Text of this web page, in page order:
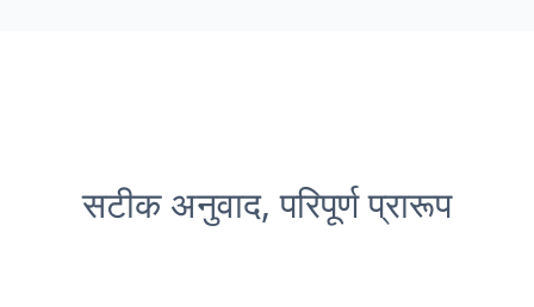
सटीक अनुवाद, परिपूर्ण प्रारूप